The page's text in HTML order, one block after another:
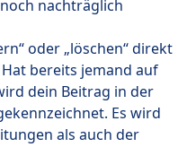
nachträglich
oder „löschen“ direkt
bereits jemand auf
dein Beitrag in der
Es wird
als auch der